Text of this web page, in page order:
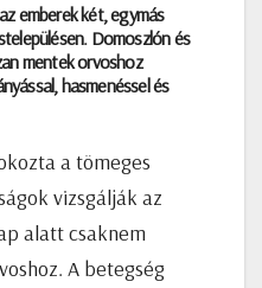
emberek két, egymás
Domoszlón és
mentek orvoshoz
hasmenéssel és
a tömeges
vizsgálják az
alatt csaknem
A betegség